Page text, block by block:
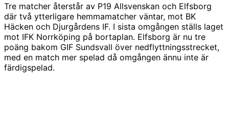
Tre matcher återstår av P19 Allsvenskan och Elfsborg
där två ytterligare hemmamatcher väntar, mot BK
Häcken och Djurgårdens IF. I sista omgången ställs laget
mot IFK Norrköping på bortaplan. Elfsborg är nu tre
poäng bakom GIF Sundsvall över nedflyttningsstrecket,
med en match mer spelad då omgången ännu inte är
färdigspelad.